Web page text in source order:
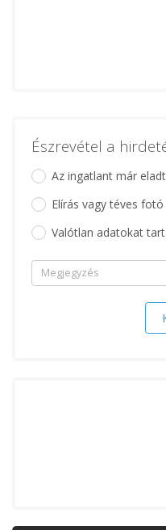
Észrevétel a
Az ingatlant már
Elírás vagy téves
Valótlan adatokat